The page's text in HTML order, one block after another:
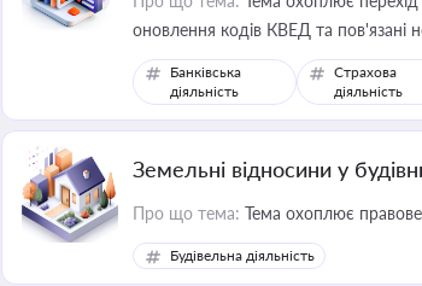
оновлення кодів КВЕД та пов'язані
Банківська
діяльність
Страхова
діяльність
Земельні відносини у
Про що тема: Тема охоплює правове
Будівельна діяльність